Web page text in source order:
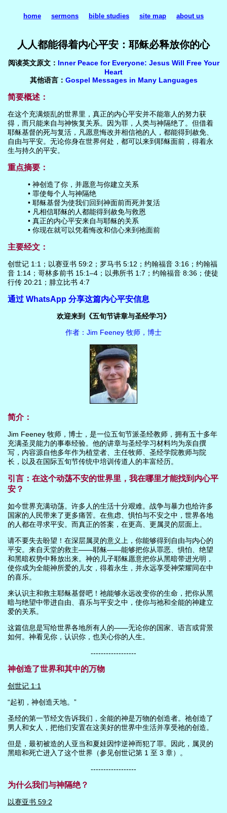
人人都能得着内心平安：耶稣必释放你的心
阅读英文原文： Inner Peace for Everyone: Jesus Will Free Your
Heart
其他语言： Gospel Messages in Many Languages
简要概述：
在这个充满烦乱的世界里，真正的内心平安并不能靠人的努力获
得，而只能来自与神恢复关系。因为罪，人类与神隔绝了。但借着
耶稣基督的死与复活，凡愿意悔改并相信祂的人，都能得到赦免、
自由与平安。无论你身在世界何处，都可以来到耶稣面前，得着永
生与持久的平安。
重点摘要：
• 神创造了你，并愿意与你建立关系
• 罪使每个人与神隔绝
• 耶稣基督为使我们回到神面前而死并复活
• 凡相信耶稣的人都能得到赦免与救恩
• 真正的内心平安来自与耶稣的关系
• 你现在就可以凭着悔改和信心来到祂面前
主要经文：
创世记 1:1；以赛亚书 59:2；罗马书 5:12；约翰福音 3:16；约翰福
音 1:14；哥林多前书 15:1–4；以弗所书 1:7；约翰福音 8:36；使徒
行传 20:21；腓立比书 4:7
通过 WhatsApp 分享这篇内心平安信息
欢迎来到《五旬节讲章与圣经学习》
作者：Jim Feeney 牧师，博士
简介：
Jim Feeney 牧师，博士，是一位五旬节派圣经教师，拥有五十多年
充满圣灵能力的事奉经验。他的讲章与圣经学习材料均为亲自撰
写，内容源自他多年作为植堂者、主任牧师、圣经学院教师与院
长，以及在国际五旬节传统中培训传道人的丰富经历。
引言：在这个动荡不安的世界里，我在哪里才能找到内心平
安？
如今世界充满动荡。许多人的生活十分艰难。战争与暴力也给许多
国家的人民带来了更多痛苦。在焦虑、惧怕与不安之中，世界各地
的人都在寻求平安。而真正的答案，在更高、更属灵的层面上。
请不要失去盼望！在深层属灵的意义上，你能够得到自由与内心的
平安。来自天堂的救主——耶稣——能够把你从罪恶、惧怕、绝望
和黑暗权势中释放出来。神的儿子耶稣愿意把你从黑暗带进光明，
使你成为全能神所爱的儿女，得着永生，并永远享受神荣耀同在中
的喜乐。
来认识主和救主耶稣基督吧！祂能够永远改变你的生命，把你从黑
暗与绝望中带进自由、喜乐与平安之中，使你与祂和全能的神建立
爱的关系。
这篇信息是写给世界各地所有人的——无论你的国家、语言或背景
如何。神看见你，认识你，也关心你的人生。
------------------
神创造了世界和其中的万物
创世记 1:1
“起初，神创造天地。”
圣经的第一节经文告诉我们，全能的神是万物的创造者。祂创造了
男人和女人，把他们安置在这美好的世界中生活并享受祂的创造。
但是，最初被造的人亚当和夏娃因悖逆神而犯了罪。因此，属灵的
黑暗和死亡进入了这个世界（参见创世记第 1 至 3 章）。
------------------
为什么我们与神隔绝？
以赛亚书 59:2
home sermons bible studies site map about us